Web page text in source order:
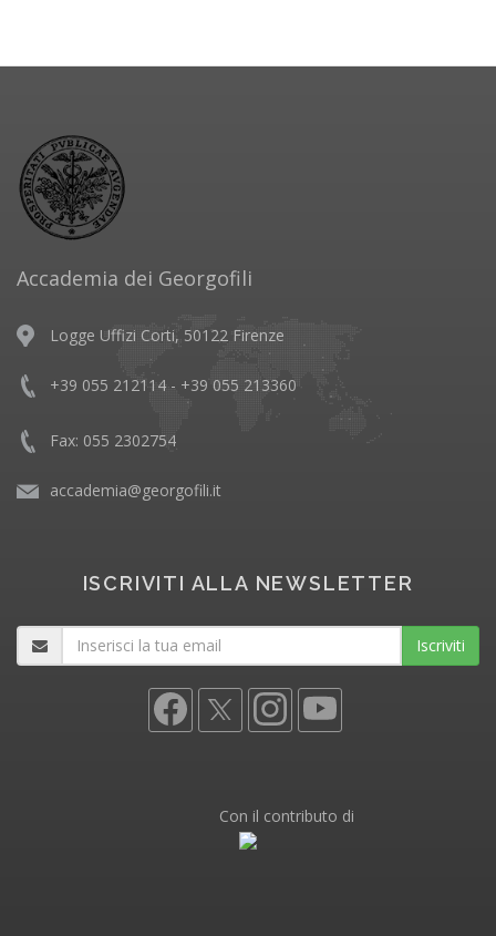
Accademia dei Georgofili
Logge Uffizi Corti, 50122 Firenze
+39 055 212114 - +39 055 213360
Fax: 055 2302754
accademia@georgofili.it
ISCRIVITI ALLA NEWSLETTER
Iscriviti
Con il contributo di